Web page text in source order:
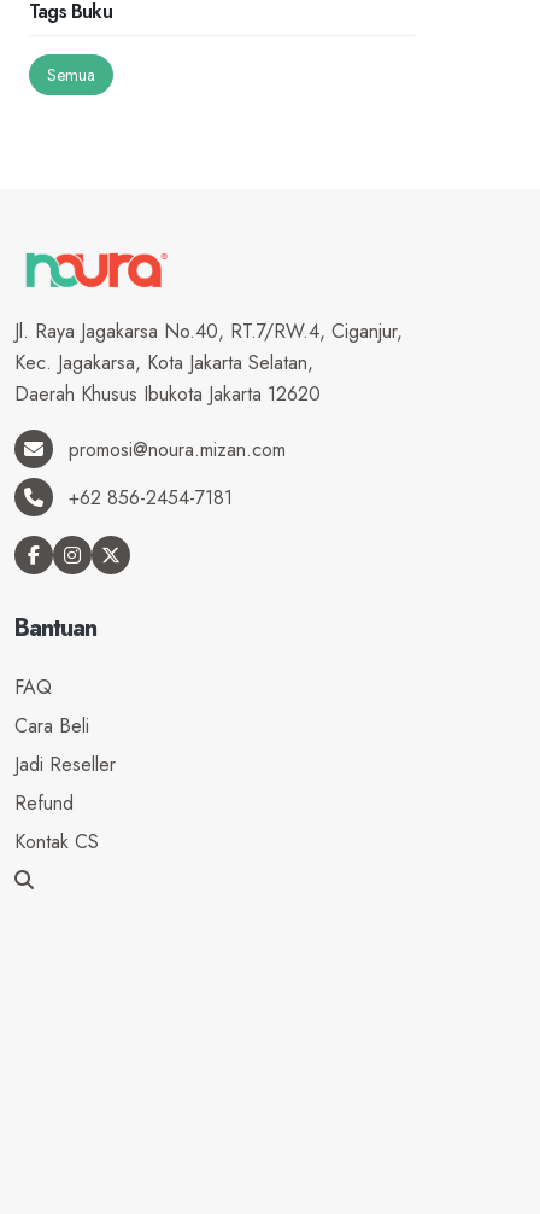
Tags Buku
Semua
Jl. Raya Jagakarsa No.40, RT.7/RW.4, Ciganjur,
Kec. Jagakarsa, Kota Jakarta Selatan,
Daerah Khusus Ibukota Jakarta 12620
promosi@noura.mizan.com
+62 856-2454-7181
Bantuan
FAQ
Cara Beli
Jadi Reseller
Refund
Kontak CS